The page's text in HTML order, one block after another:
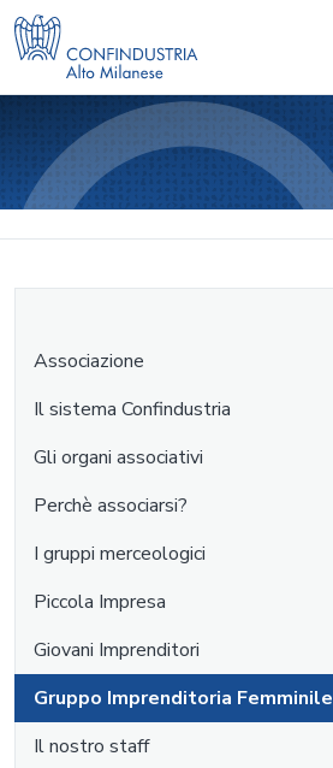
Associazione
Il sistema Confindustria
Gli organi associativi
Perchè associarsi?
I gruppi merceologici
Piccola Impresa
Giovani Imprenditori
Gruppo Imprenditoria Femminile
Il nostro staff